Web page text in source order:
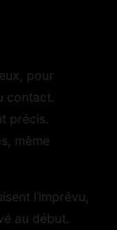
pour
contact.
précis.
même
l’imprévu,
au début.